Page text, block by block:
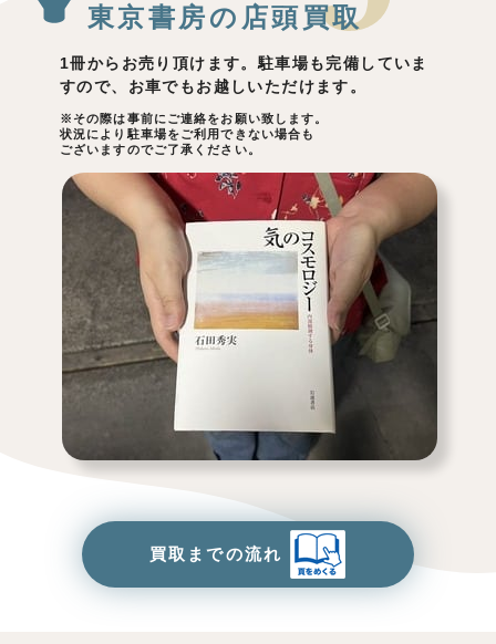
東京書房の店頭買取
1冊からお売り頂けます。駐車場も完備していま
すので、お車でもお越しいただけます。
※その際は事前にご連絡をお願い致します。
状況により駐車場をご利用できない場合も
ございますのでご了承ください。
買取までの流れ